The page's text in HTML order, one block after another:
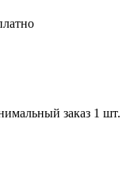
заказ 1 шт.